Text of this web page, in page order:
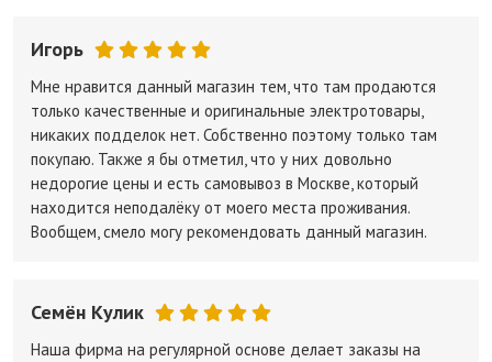
Игорь
Мне нравится данный магазин тем, что там продаются
только качественные и оригинальные электротовары,
никаких подделок нет. Собственно поэтому только там
покупаю. Также я бы отметил, что у них довольно
недорогие цены и есть самовывоз в Москве, который
находится неподалёку от моего места проживания.
Вообщем, смело могу рекомендовать данный магазин.
Семён Кулик
Наша фирма на регулярной основе делает заказы на